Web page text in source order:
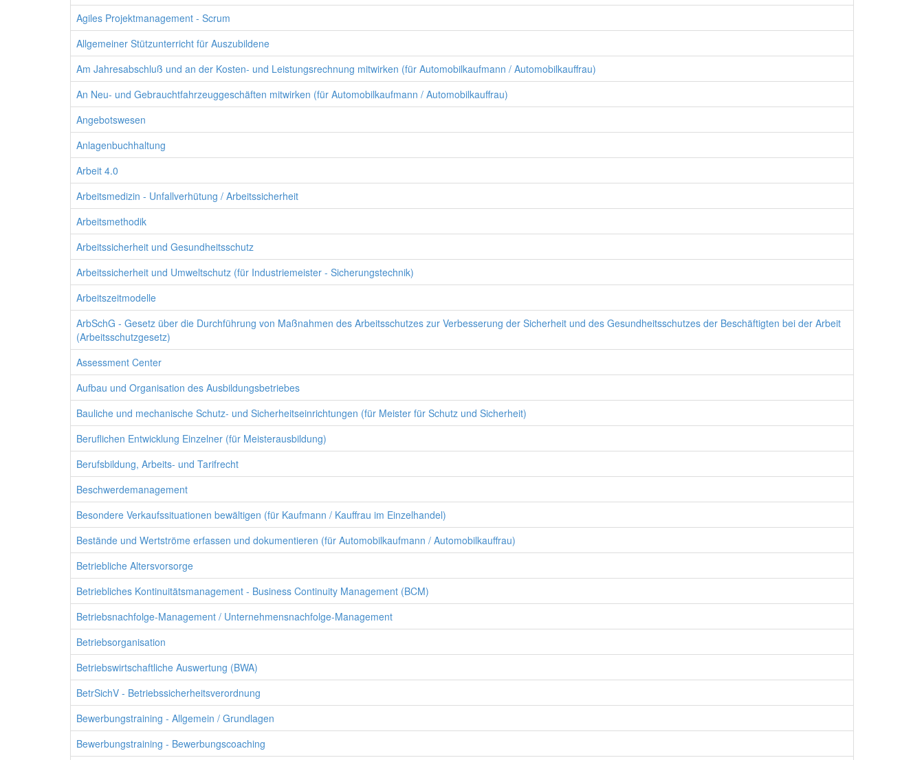
Agiles Projektmanagement - Scrum
Allgemeiner Stützunterricht für Auszubildene
Am Jahresabschluß und an der Kosten- und Leistungsrechnung mitwirken (für Automobilkaufmann / Automobilkauffrau)
An Neu- und Gebrauchtfahrzeuggeschäften mitwirken (für Automobilkaufmann / Automobilkauffrau)
Angebotswesen
Anlagenbuchhaltung
Arbeit 4.0
Arbeitsmedizin - Unfallverhütung / Arbeitssicherheit
Arbeitsmethodik
Arbeitssicherheit und Gesundheitsschutz
Arbeitssicherheit und Umweltschutz (für Industriemeister - Sicherungstechnik)
Arbeitszeitmodelle
ArbSchG - Gesetz über die Durchführung von Maßnahmen des Arbeitsschutzes zur Verbesserung der Sicherheit und des Gesundheitsschutzes der Beschäftigten bei der Arbeit
(Arbeitsschutzgesetz)
Assessment Center
Aufbau und Organisation des Ausbildungsbetriebes
Bauliche und mechanische Schutz- und Sicherheitseinrichtungen (für Meister für Schutz und Sicherheit)
Beruflichen Entwicklung Einzelner (für Meisterausbildung)
Berufsbildung, Arbeits- und Tarifrecht
Beschwerdemanagement
Besondere Verkaufssituationen bewältigen (für Kaufmann / Kauffrau im Einzelhandel)
Bestände und Wertströme erfassen und dokumentieren (für Automobilkaufmann / Automobilkauffrau)
Betriebliche Altersvorsorge
Betriebliches Kontinuitätsmanagement - Business Continuity Management (BCM)
Betriebsnachfolge-Management / Unternehmensnachfolge-Management
Betriebsorganisation
Betriebswirtschaftliche Auswertung (BWA)
BetrSichV - Betriebssicherheitsverordnung
Bewerbungstraining - Allgemein / Grundlagen
Bewerbungstraining - Bewerbungscoaching